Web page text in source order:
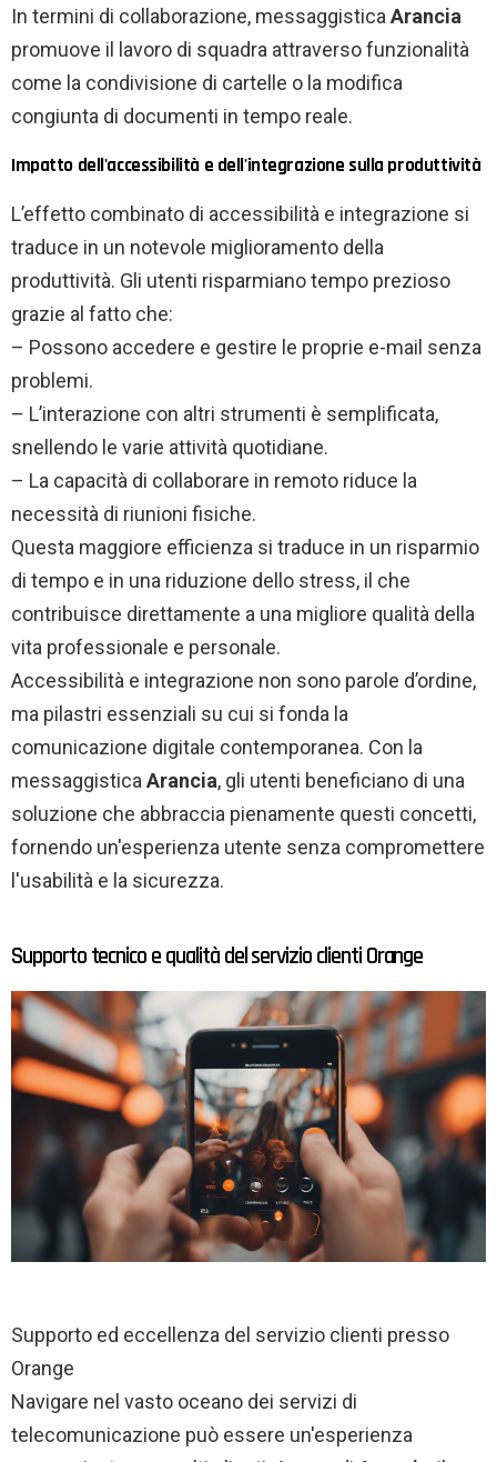
In termini di collaborazione, messaggistica Arancia
promuove il lavoro di squadra attraverso funzionalità
come la condivisione di cartelle o la modifica
congiunta di documenti in tempo reale.
Impatto dell'accessibilità e dell'integrazione sulla produttività
L’effetto combinato di accessibilità e integrazione si
traduce in un notevole miglioramento della
produttività. Gli utenti risparmiano tempo prezioso
grazie al fatto che:
– Possono accedere e gestire le proprie e-mail senza
problemi.
– L’interazione con altri strumenti è semplificata,
snellendo le varie attività quotidiane.
– La capacità di collaborare in remoto riduce la
necessità di riunioni fisiche.
Questa maggiore efficienza si traduce in un risparmio
di tempo e in una riduzione dello stress, il che
contribuisce direttamente a una migliore qualità della
vita professionale e personale.
Accessibilità e integrazione non sono parole d’ordine,
ma pilastri essenziali su cui si fonda la
comunicazione digitale contemporanea. Con la
messaggistica Arancia, gli utenti beneficiano di una
soluzione che abbraccia pienamente questi concetti,
fornendo un'esperienza utente senza compromettere
l'usabilità e la sicurezza.
Supporto tecnico e qualità del servizio clienti Orange
Supporto ed eccellenza del servizio clienti presso
Orange
Navigare nel vasto oceano dei servizi di
telecomunicazione può essere un'esperienza